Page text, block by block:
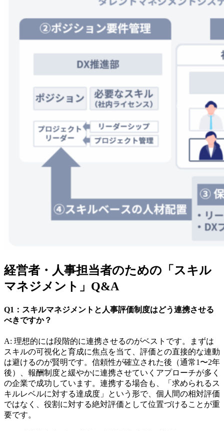
経営者・人事担当者のための「スキル
マネジメント」Q&A
Q1：スキルマネジメントと人事評価制度はどう連携させる
べきですか？
A: 理想的には段階的に連携させるのがベストです。まずは
スキルの可視化と育成に焦点を当て、評価との直接的な連動
は避けるのが賢明です。信頼性が確立された後（通常1〜2年
後）、報酬制度と緩やかに連携させていくアプローチが多く
の企業で成功しています。連携する場合も、「求められるス
キルレベルに対する達成度」という形で、個人間の相対評価
ではなく、役割に対する絶対評価として位置づけることが重
要です。